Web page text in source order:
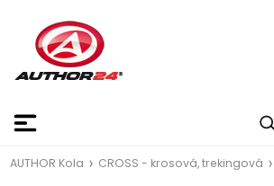
AUTHOR Kola CROSS - krosová, trekingová